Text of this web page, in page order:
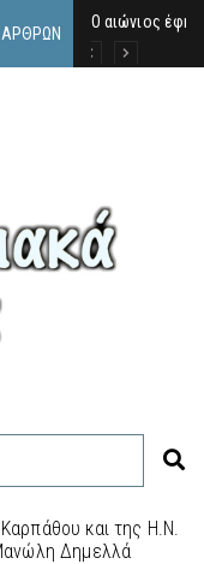
ΆΡΘΡΩΝ
Ο αιώνιος
Δικαστική
και της Η.Ν.
Δημελλά